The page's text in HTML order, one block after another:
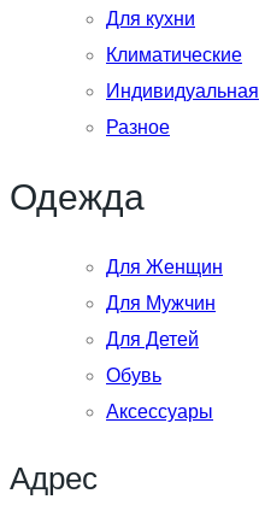
Для кухни
Климатические
Индивидуальная
Разное
Одежда
Для Женщин
Для Мужчин
Для Детей
Обувь
Аксессуары
Адрес